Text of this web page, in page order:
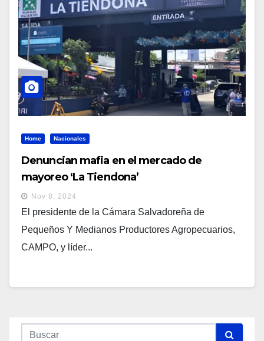
Home Nacionales
Denuncian mafia en el mercado de
mayoreo ‘La Tiendona’
Nov 8, 2024
El presidente de la Cámara Salvadoreña de
Pequeños Y Medianos Productores Agropecuarios,
CAMPO, y líder...